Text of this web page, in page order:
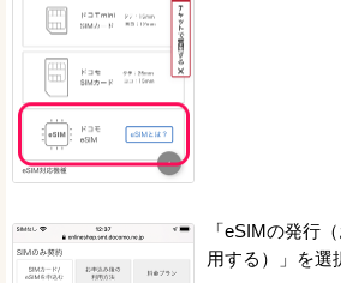
「eSIMの発行
用する）」を選